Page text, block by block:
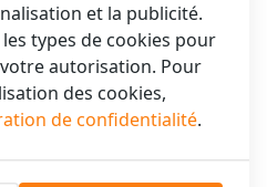
et la publicité.
types de cookies pour
autorisation. Pour
des cookies,
de confidentialité.